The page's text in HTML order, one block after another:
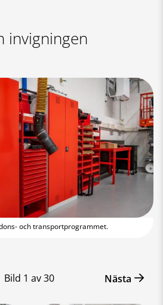
invigningen
och transportprogrammet.
Bild 1 av30 Nästa